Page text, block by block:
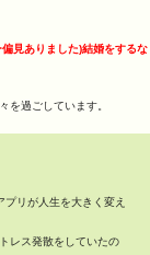
見ありました)結婚をするな
を過ごしています。
リが人生を大きく変え
レス発散をしていたの